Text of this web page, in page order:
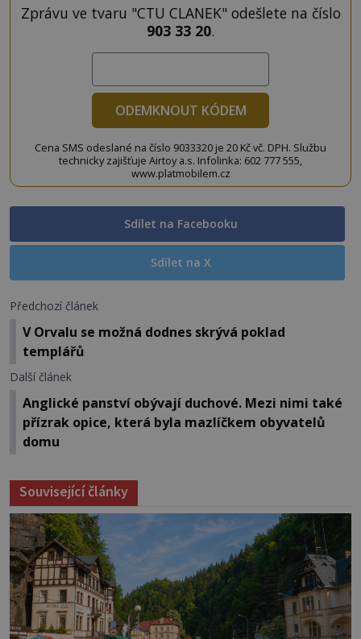
Zprávu ve tvaru "CTU CLANEK" odešlete na číslo
903 33 20.
ODEMKNOUT KÓDEM
Cena SMS odeslané na číslo 9033320 je 20 Kč vč. DPH. Službu
technicky zajišťuje Airtoy a.s. Infolinka: 602 777 555,
www.platmobilem.cz
Sdílet na Facebooku
Sdílet na X
Předchozí článek
V Orvalu se možná dodnes skrývá poklad
templářů
Další článek
Anglické panství obývají duchové. Mezi nimi také
přízrak opice, která byla mazlíčkem obyvatelů
domu
Související články